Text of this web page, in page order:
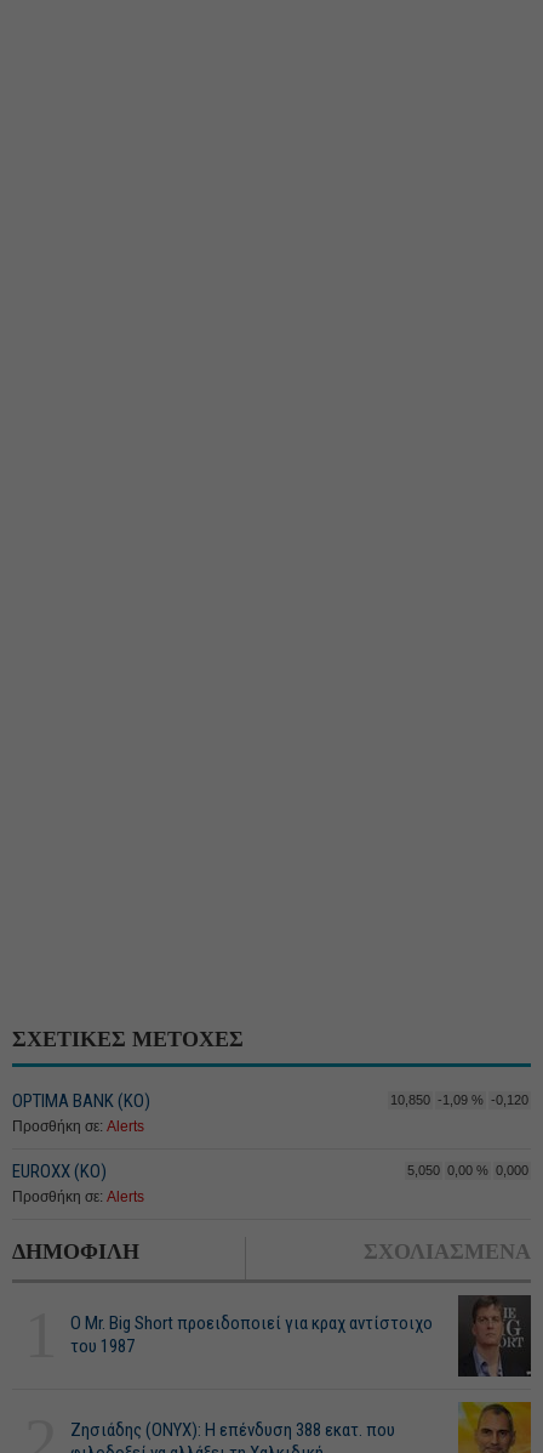
ΣΧΕΤΙΚΕΣ ΜΕΤΟΧΕΣ
OPTIMA BANK (ΚΟ) 10,850 -1,09 % -0,120
Προσθήκη σε: Alerts
EUROXX (ΚΟ) 5,050 0,00 % 0,000
Προσθήκη σε: Alerts
ΔΗΜΟΦΙΛΗ ΣΧΟΛΙΑΣΜΕΝΑ
O Mr. Big Short προειδοποιεί για κραχ αντίστοιχο
του 1987
Ζησιάδης (ONYX): Η επένδυση 388 εκατ. που